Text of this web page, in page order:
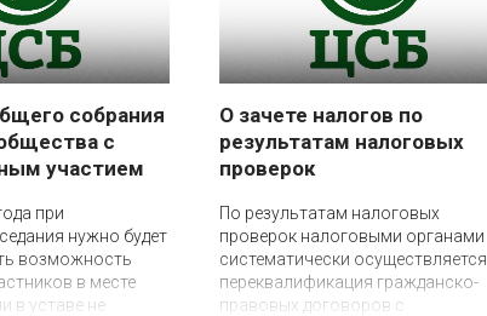
собрания
с
участием
при
нужно будет
возможность
в месте
в уставе не
О зачете налогов по
результатам налоговых
проверок
По результатам налоговых
проверок налоговыми органами
систематически осуществляется
переквалификация гражданско-
правовых договоров с